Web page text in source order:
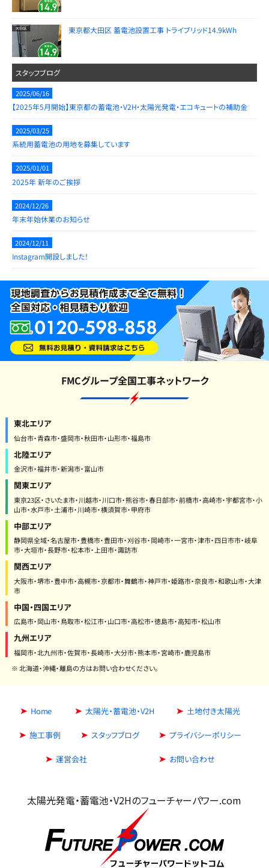
東京都大田区 蓄電池設置工事 トライブリッド14.9kWh
スタッフブログ
2025/06/16
【2025年5月開始】東京都の蓄電池・V2H・太陽光発電・エコキュートの補助金
2025/03/25
系統用蓄電池の用地を募集しています
2025/01/01
2025年 新年のご挨拶
2024/12/26
年末年始休業のお知らせ
2024/12/11
Instagram開設しました！
FMCグループ全国工事ネットワーク
東北エリア
仙台市・青森市・盛岡市・秋田市・山形市・福島市
北陸エリア
金沢市・福井市・新潟市・富山市
関東エリア
東京23区・さいたま市・川越市・川口市・熊谷市・春日部市・前橋市・高崎市・宇都宮市・小
山市・水戸市・土浦市・川崎市・横須賀市・甲府市
中部エリア
静岡県全域・名古屋市・豊橋市・豊田市・刈谷市・岡崎市・一宮市・津市・四日市市・岐阜
市・大垣市・長野市・松本市・上田市・諏訪市
関西エリア
大阪市・堺市・豊中市・高槻市・京都市・舞鶴市・神戸市・姫路市・奈良市・和歌山市・大津
市
中国・四国エリア
広島市・岡山市・鳥取市・松江市・山口市・高松市・徳島市・高知市・松山市
九州エリア
福岡市・北九州市・佐賀市・長崎市・大分市・熊本市・宮崎市・鹿児島市
※ 北海道・沖縄・離島の方はお問い合わせください。
Home 太陽光・蓄電池・V2H 土地付き太陽光
施工事例 スタッフブログ プライバシーポリシー
運営会社 お問い合わせ
太陽光発電・蓄電池・V2Hのフューチャーパワー.com